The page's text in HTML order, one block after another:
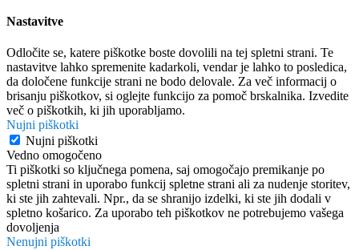
Nastavitve
Odločite se, katere piškotke boste dovolili na tej spletni strani. Te
nastavitve lahko spremenite kadarkoli, vendar je lahko to posledica,
da določene funkcije strani ne bodo delovale. Za več informacij o
brisanju piškotkov, si oglejte funkcijo za pomoč brskalnika. Izvedite
več o piškotkih, ki jih uporabljamo.
Nujni piškotki
Nujni piškotki
Vedno omogočeno
Ti piškotki so ključnega pomena, saj omogočajo premikanje po
spletni strani in uporabo funkcij spletne strani ali za nudenje storitev,
ki ste jih zahtevali. Npr., da se shranijo izdelki, ki ste jih dodali v
spletno košarico. Za uporabo teh piškotkov ne potrebujemo vašega
dovoljenja
Nenujni piškotki